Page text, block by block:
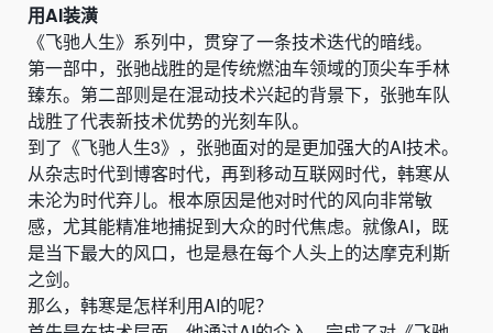
用AI装潢
《飞驰人生》系列中，贯穿了一条技术迭代的暗线。
第一部中，张驰战胜的是传统燃油车领域的顶尖车手林
臻东。第二部则是在混动技术兴起的背景下，张驰车队
战胜了代表新技术优势的光刻车队。
到了《飞驰人生3》，张驰面对的是更加强大的AI技术。
从杂志时代到博客时代，再到移动互联网时代，韩寒从
未沦为时代弃儿。根本原因是他对时代的风向非常敏
感，尤其能精准地捕捉到大众的时代焦虑。就像AI，既
是当下最大的风口，也是悬在每个人头上的达摩克利斯
之剑。
那么，韩寒是怎样利用AI的呢？